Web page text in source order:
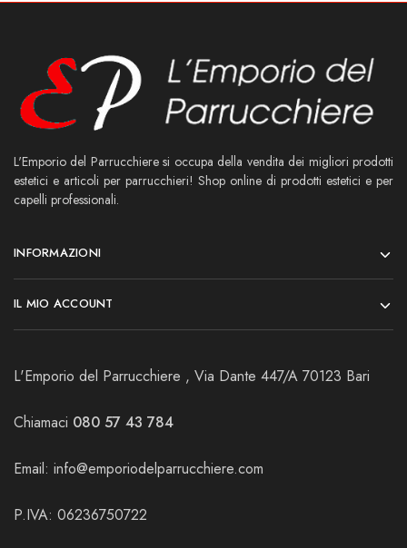
L'Emporio del Parrucchiere si occupa della vendita dei migliori prodotti
estetici e articoli per parrucchieri! Shop online di prodotti estetici e per
capelli professionali.
INFORMAZIONI
IL MIO ACCOUNT
L'Emporio del Parrucchiere , Via Dante 447/A 70123 Bari
Chiamaci 080 57 43 784
Email: info@emporiodelparrucchiere.com
P.IVA: 06236750722